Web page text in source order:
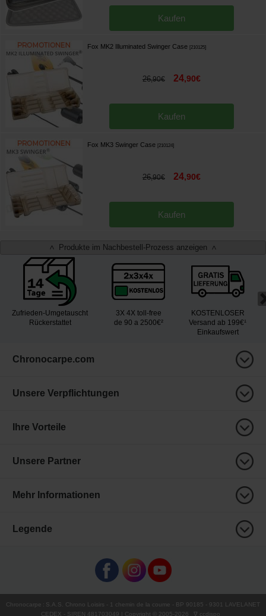
Kaufen
Fox MK2 Illuminated Swinger Case [210125]
26,90€ 24,90€
Kaufen
Fox MK3 Swinger Case [210124]
26,90€ 24,90€
Kaufen
< Produkte im Nachbestell-Prozess anzeigen >
Zufrieden-Umgetauscht
Rückerstattet
3X 4X toll-free
de 90 a 2500€²
KOSTENLOSER
Versand ab 199€¹
Einkaufswert
Chronocarpe.com
Unsere Verpflichtungen
Ihre Vorteile
Unsere Partner
Mehr Informationen
Legende
Chronocarpe : S.A.S. Chrono Loisirs - 1 chemin de la coume - BP 90185 - 9301 LAVELANET
CEDEX - SIREN 481703049 | Copyright © 2005-2026 ∇ ccdispo